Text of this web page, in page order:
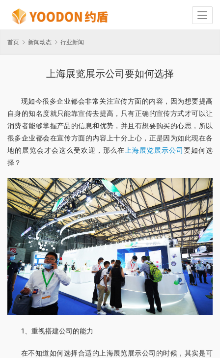
首页 新闻动态 行业新闻
上海展览展示公司要如何选择
现如今很多企业都会非常关注宣传方面的内容，因为想要提高
自身的知名度就只能靠宣传去提高，只有正确的宣传方式才可以让
消费者能够掌握产品的信息和优势，并且有想要购买的心思，所以
很多企业都会在宣传方面的内容上十分上心，正是因为如此现在各
地的展览会才会这么受欢迎，那么在 上海展览展示公司要如何选
择？
1、重视搭建公司的能力
在不知道如何选择合适的上海展览展示公司的时候，其实是可